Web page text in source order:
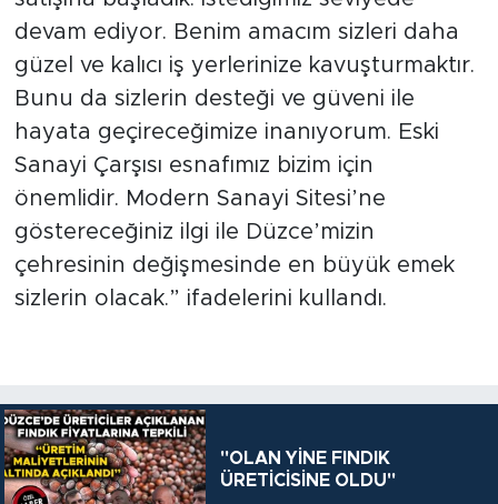
devam ediyor. Benim amacım sizleri daha
güzel ve kalıcı iş yerlerinize kavuşturmaktır.
Bunu da sizlerin desteği ve güveni ile
hayata geçireceğimize inanıyorum. Eski
Sanayi Çarşısı esnafımız bizim için
önemlidir. Modern Sanayi Sitesi’ne
göstereceğiniz ilgi ile Düzce’mizin
çehresinin değişmesinde en büyük emek
sizlerin olacak.” ifadelerini kullandı.
"OLAN YİNE FINDIK
ÜRETİCİSİNE OLDU"